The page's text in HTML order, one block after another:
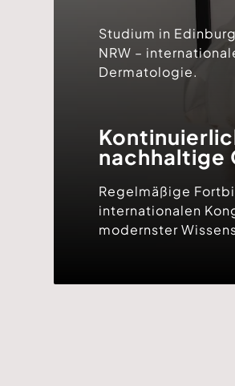
Studium in
NRW –
Dermatologie.
nachhaltige
Regelmäßige
internationalen
modernster